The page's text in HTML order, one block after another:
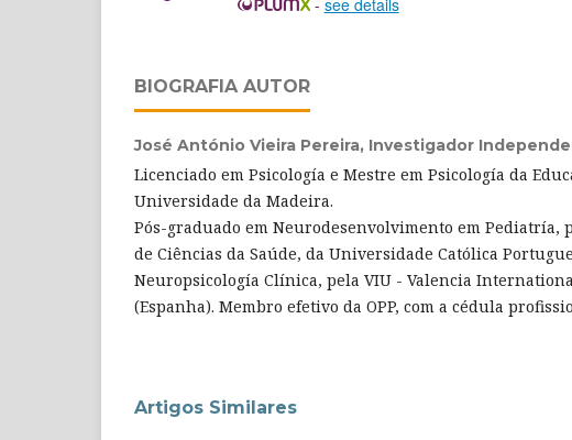
- see details
BIOGRAFIA AUTOR
José António Vieira Pereira, Investigador
Licenciado em Psicología e Mestre em Psicología da
Universidade da Madeira.
Pós-graduado em Neurodesenvolvimento em Pediatría,
de Ciências da Saúde, da Universidade Católica
Neuropsicología Clínica, pela VIU - Valencia
(Espanha). Membro efetivo da OPP, com a cédula
Artigos Similares